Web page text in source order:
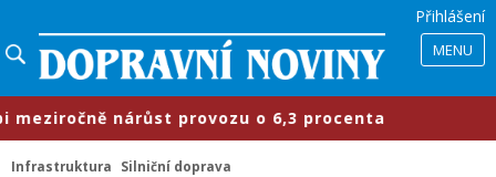
Přihlášení
MENU
nárůst provozu o 6,3 procenta
Infrastruktura Silniční doprava